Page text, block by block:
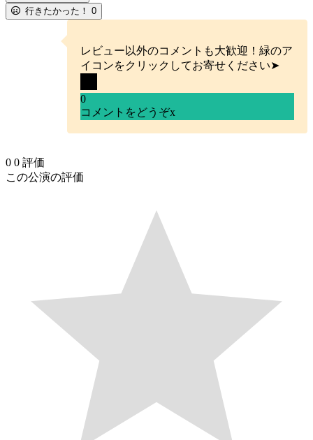
行きたかった！ 0
レビュー以外のコメントも大歓迎！緑のア
イコンをクリックしてお寄せください➤
0
コメントをどうぞx
0 0 評価
この公演の評価